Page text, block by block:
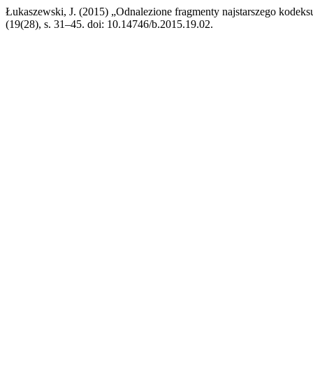
Łukaszewski, J. (2015) „Odnalezione fragmenty najstarszego
(19(28), s. 31–45. doi: 10.14746/b.2015.19.02.